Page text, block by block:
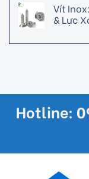
Vít
& Lực
Hotline: